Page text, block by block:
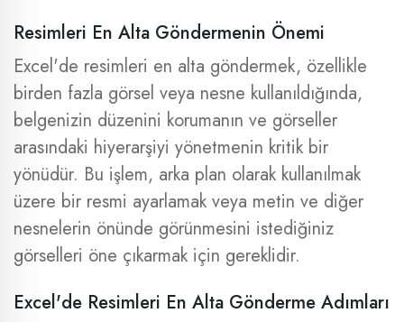
Resimleri En Alta Göndermenin Önemi
Excel'de resimleri en alta göndermek, özellikle
birden fazla görsel veya nesne kullanıldığında,
belgenizin düzenini korumanın ve görseller
arasındaki hiyerarşiyi yönetmenin kritik bir
yönüdür. Bu işlem, arka plan olarak kullanılmak
üzere bir resmi ayarlamak veya metin ve diğer
nesnelerin önünde görünmesini istediğiniz
görselleri öne çıkarmak için gereklidir.
Excel'de Resimleri En Alta Gönderme Adımları